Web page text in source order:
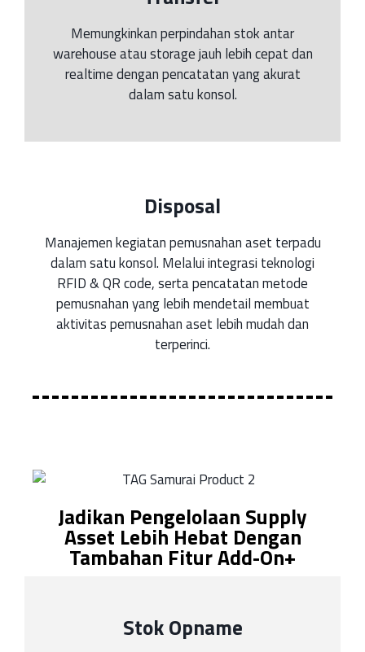
Memungkinkan perpindahan stok antar
warehouse atau storage jauh lebih cepat dan
realtime dengan pencatatan yang akurat
dalam satu konsol.
Disposal
Manajemen kegiatan pemusnahan aset terpadu
dalam satu konsol. Melalui integrasi teknologi
RFID & QR code, serta pencatatan metode
pemusnahan yang lebih mendetail membuat
aktivitas pemusnahan aset lebih mudah dan
terperinci.
Jadikan Pengelolaan Supply
Asset Lebih Hebat Dengan
Tambahan Fitur Add-On+
Stok Opname